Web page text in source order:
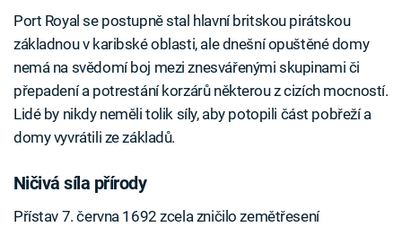
Port Royal se postupně stal hlavní britskou pirátskou
základnou v karibské oblasti, ale dnešní opuštěné domy
nemá na svědomí boj mezi znesvářenými skupinami či
přepadení a potrestání korzárů některou z cizích mocností.
Lidé by nikdy neměli tolik síly, aby potopili část pobřeží a
domy vyvrátili ze základů.
Ničivá síla přírody
Přístav 7. června 1692 zcela zničilo zemětřesení